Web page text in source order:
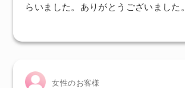
らいました。ありがとうございました。
女性のお客様